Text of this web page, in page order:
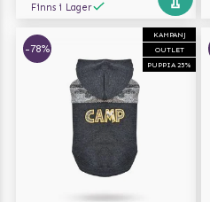
Finns i Lager
KAMPANJ
OUTLET
PUPPIA 25%
-78%